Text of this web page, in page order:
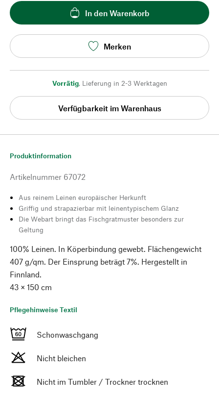
In den Warenkorb
Merken
Vorrätig, Lieferung in 2-3 Werktagen
Verfügbarkeit im Warenhaus
Produktinformation
Artikelnummer 67072
Aus reinem Leinen europäischer Herkunft
Griffig und strapazierbar mit leinentypischem Glanz
Die Webart bringt das Fischgratmuster besonders zur
Geltung
100% Leinen. In Köperbindung gewebt. Flächengewicht
407 g/qm. Der Einsprung beträgt 7%. Hergestellt in
Finnland.
43 × 150 cm
Pflegehinweise Textil
Schonwaschgang
Nicht bleichen
Nicht im Tumbler / Trockner trocknen